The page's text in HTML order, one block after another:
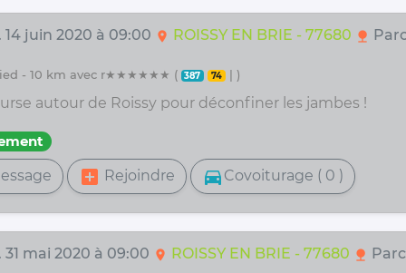
14 juin 2020 à 09:00 location_on ROISSY EN BRIE - 77680 nature
- 10 km avec r★★★★★★ ( 387 74 | )
autour de Roissy pour déconfiner les jambes !
add_box Rejoindre directions_car Covoiturage ( 0 )
31 mai 2020 à 09:00 location_on ROISSY EN BRIE - 77680 nature